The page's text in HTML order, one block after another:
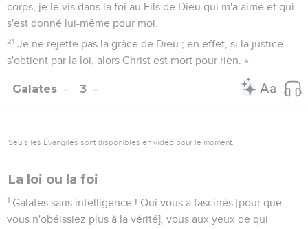
corps, je le vis dans la foi au Fils de Dieu qui m'a aimé et qui
s'est donné lui-même pour moi.
21 Je ne rejette pas la grâce de Dieu ; en effet, si la justice
s'obtient par la loi, alors Christ est mort pour rien. »
Galates 3
Seuls les Évangiles sont disponibles en vidéo pour le moment.
La loi ou la foi
1 Galates sans intelligence ! Qui vous a fascinés [pour que
vous n'obéissiez plus à la vérité], vous aux yeux de qui